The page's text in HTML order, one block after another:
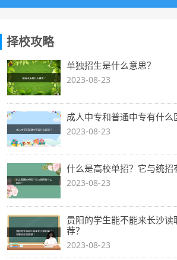
择校攻略
单独招生是什么意思？
2023-08-23
成人中专和普通中专有什么
2023-08-23
什么是高校单招？它与统招
2023-08-23
贵阳的学生能不能来长沙读
荐？
2023-08-23